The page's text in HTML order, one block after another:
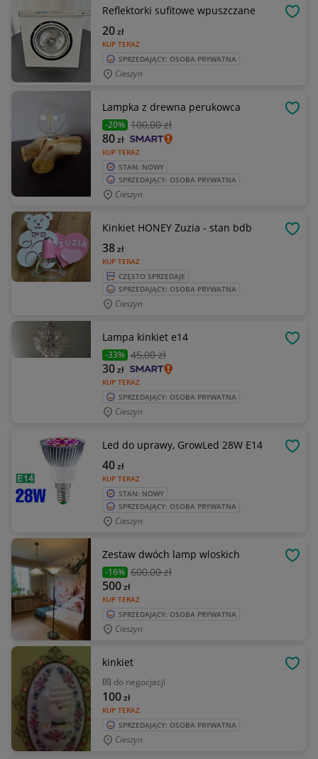
Reflektorki sufitowe wpuszczane
KUP TERAZ
20zł
SPRZEDAJĄCY: OSOBA PRYWATNA
Cieszyn
Lampka z drewna perukowca
-20% 100,00 zł
KUP TERAZ
80zł
STAN: NOWY
SPRZEDAJĄCY: OSOBA PRYWATNA
Cieszyn
Kinkiet HONEY Zuzia - stan bdb
KUP TERAZ
38zł
CZĘSTO SPRZEDAJE
SPRZEDAJĄCY: OSOBA PRYWATNA
Cieszyn
Lampa kinkiet e14
-33% 45,00 zł
KUP TERAZ
30zł
SPRZEDAJĄCY: OSOBA PRYWATNA
Cieszyn
Led do uprawy, GrowLed 28W E14
KUP TERAZ
40zł
STAN: NOWY
SPRZEDAJĄCY: OSOBA PRYWATNA
Cieszyn
Zestaw dwóch lamp wloskich
-16% 600,00 zł
KUP TERAZ
500zł
SPRZEDAJĄCY: OSOBA PRYWATNA
Cieszyn
kinkiet
do negocjacji
KUP TERAZ
100zł
SPRZEDAJĄCY: OSOBA PRYWATNA
Cieszyn